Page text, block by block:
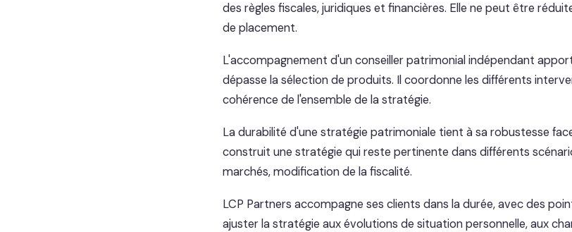
des règles fiscales, juridiques et financières. Elle ne peut être
de placement.
L'accompagnement d'un conseiller patrimonial indépendant
dépasse la sélection de produits. Il coordonne les différents
cohérence de l'ensemble de la stratégie.
La durabilité d'une stratégie patrimoniale tient à sa robustesse
construit une stratégie qui reste pertinente dans différents
marchés, modification de la fiscalité.
LCP Partners accompagne ses clients dans la durée, avec des
ajuster la stratégie aux évolutions de situation personnelle, aux